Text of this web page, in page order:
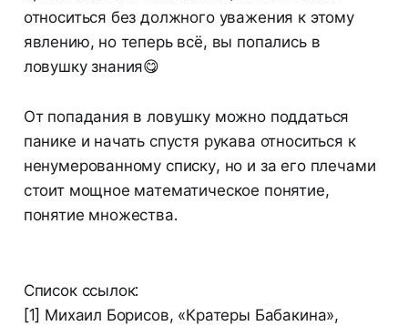
относиться без должного уважения к этому
явлению, но теперь всё, вы попались в
ловушку знания😋
От попадания в ловушку можно поддаться
панике и начать спустя рукава относиться к
ненумерованному списку, но и за его плечами
стоит мощное математическое понятие,
понятие множества.
Список ссылок:
[1] Михаил Борисов, «Кратеры Бабакина»,